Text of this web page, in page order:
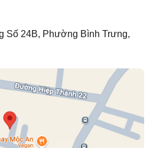
Số 24B, Phường Bình Trưng,